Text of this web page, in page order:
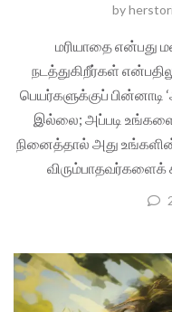
by
மரியாதை என்பது
நடத்துகிறீர்கள்
பெயர்களுக்குப்
இல்லை; அப்படி உங்களை
நினைத்தால் அது உங்களின்
விரும்பாதவர்களைக்